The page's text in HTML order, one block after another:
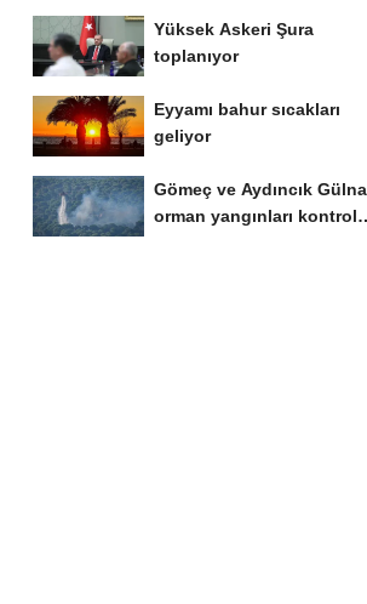
Yüksek Askeri Şura
toplanıyor
Eyyamı bahur sıcakları
geliyor
Gömeç ve Aydıncık
orman yangınları kontrol